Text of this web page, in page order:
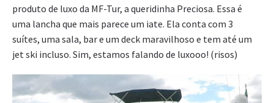
produto de luxo da MF-Tur, a queridinha Preciosa. Essa é
uma lancha que mais parece um iate. Ela conta com 3
suítes, uma sala, bar e um deck maravilhoso e tem até um
jet ski incluso. Sim, estamos falando de luxooo! (risos)